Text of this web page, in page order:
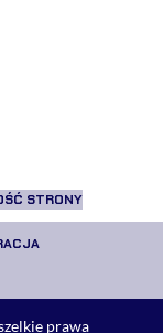
STRONY
prawa